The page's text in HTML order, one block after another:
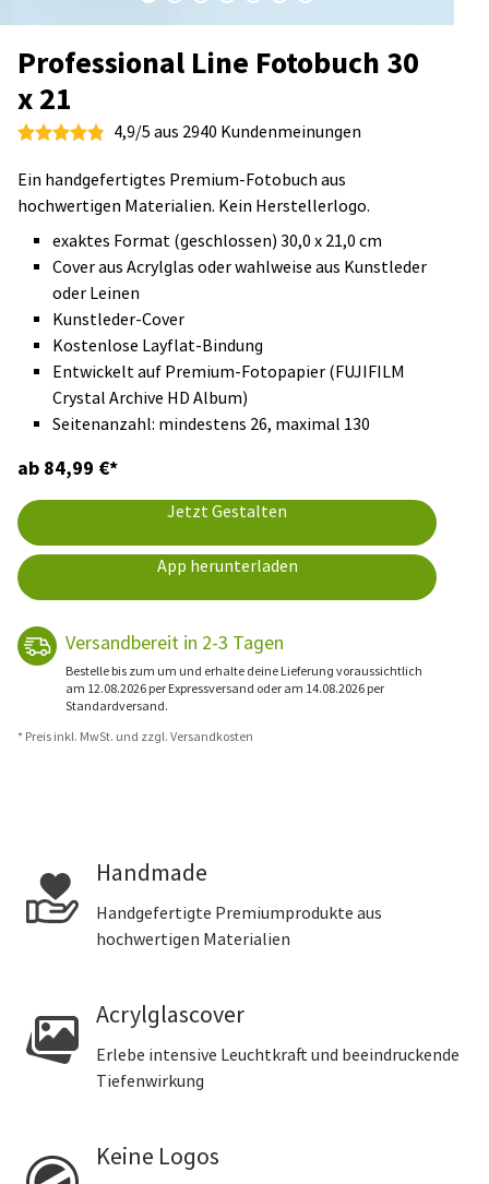
Professional Line Fotobuch 30
x 21
4,9/5 aus 2940 Kundenmeinungen
Ein handgefertigtes Premium-Fotobuch aus
hochwertigen Materialien. Kein Herstellerlogo.
exaktes Format (geschlossen) 30,0 x 21,0 cm
Cover aus Acrylglas oder wahlweise aus Kunstleder
oder Leinen
Kunstleder-Cover
Kostenlose Layflat-Bindung
Entwickelt auf Premium-Fotopapier (FUJIFILM
Crystal Archive HD Album)
Seitenanzahl: mindestens 26, maximal 130
ab 84,99 €*
Jetzt Gestalten
App herunterladen
Versandbereit in 2-3 Tagen
Bestelle bis zum um und erhalte deine Lieferung voraussichtlich
am 12.08.2026 per Expressversand oder am 14.08.2026 per
Standardversand.
* Preis inkl. MwSt. und zzgl. Versandkosten
Handmade
Handgefertigte Premiumprodukte aus
hochwertigen Materialien
Acrylglascover
Erlebe intensive Leuchtkraft und beeindruckende
Tiefenwirkung
Keine Logos